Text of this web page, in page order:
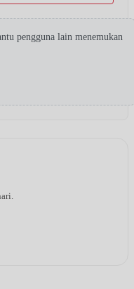
pengguna lain menemukan